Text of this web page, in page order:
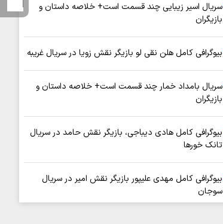
سریال اسیر زیبایی چند قسمت است+ خلاصه داستان و
بازیگران
بیوگرافی کامل هلن نقی لو بازیگر نقش زویا در سریال غریبه
سریال بامداد خمار چند قسمت است+ خلاصه داستان و
بازیگران
بیوگرافی کامل هادی دیباجی، بازیگر نقش حامد در سریال
تانک خورها
بیوگرافی کامل مهدی علیپور بازیگر نقش امیر در سریال
سوجان